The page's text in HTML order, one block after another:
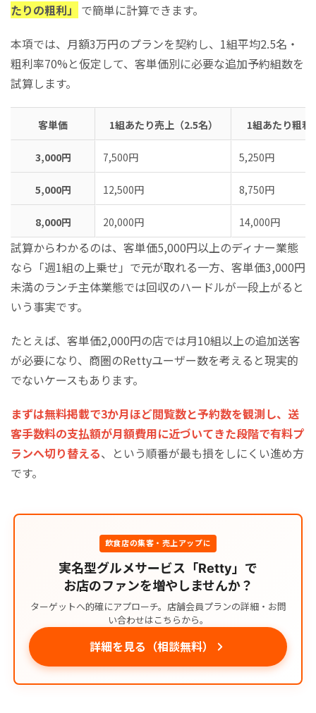
たりの粗利」
で簡単に計算できます。
本項では、月額3万円のプランを契約し、1組平均2.5名・
粗利率70%と仮定して、客単価別に必要な追加予約組数を
試算します。
客単価 1組あたり売上（2.5名） 1組あたり粗利
3,000円 7,500円 5,250円
5,000円 12,500円 8,750円
8,000円 20,000円 14,000円
試算からわかるのは、客単価5,000円以上のディナー業態
なら「週1組の上乗せ」で元が取れる一方、客単価3,000円
未満のランチ主体業態では回収のハードルが一段上がると
いう事実です。
たとえば、客単価2,000円の店では月10組以上の追加送客
が必要になり、商圏のRettyユーザー数を考えると現実的
でないケースもあります。
まずは無料掲載で3か月ほど閲覧数と予約数を観測し、送
客手数料の支払額が月額費用に近づいてきた段階で有料プ
ランへ切り替える、という順番が最も損をしにくい進め方
です。
飲食店の集客・売上アップに
実名型グルメサービス「Retty」で
お店のファンを増やしませんか？
ターゲットへ的確にアプローチ。店舗会員プランの詳細・お問
い合わせはこちらから。
詳細を見る（相談無料）